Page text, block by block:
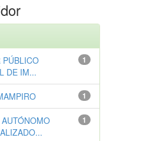
1
PÚBLICO
DE IM...
1
1